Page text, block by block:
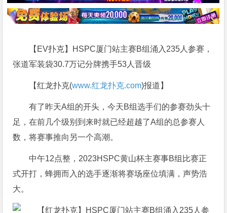
【EV扑克】HSPC厦门站主赛B组涌入235人参赛，
张道军装袋30.7万记分牌携手53人晋级
【红龙扑克(www.红龙扑克.com)报道】
有了昨天A组的开头，今天B组选手们的参赛劲头十
足，在前几个级别到来时就已经超越了A组的总参赛人
数，将赛事推向另一个高潮。
中午12点整，2023HSPC黄山杯主赛事B组比赛正
式开打，蜂拥而入的选手逐渐将赛场座位填满，声势浩
大。